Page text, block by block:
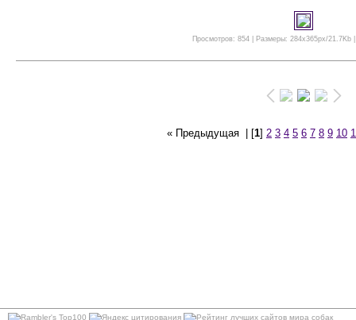
Просмотров: 854 | Размеры: 284x365px/21.7Kb
« Предыдущая | [1] 2 3 4 5 6 7 8 9 10